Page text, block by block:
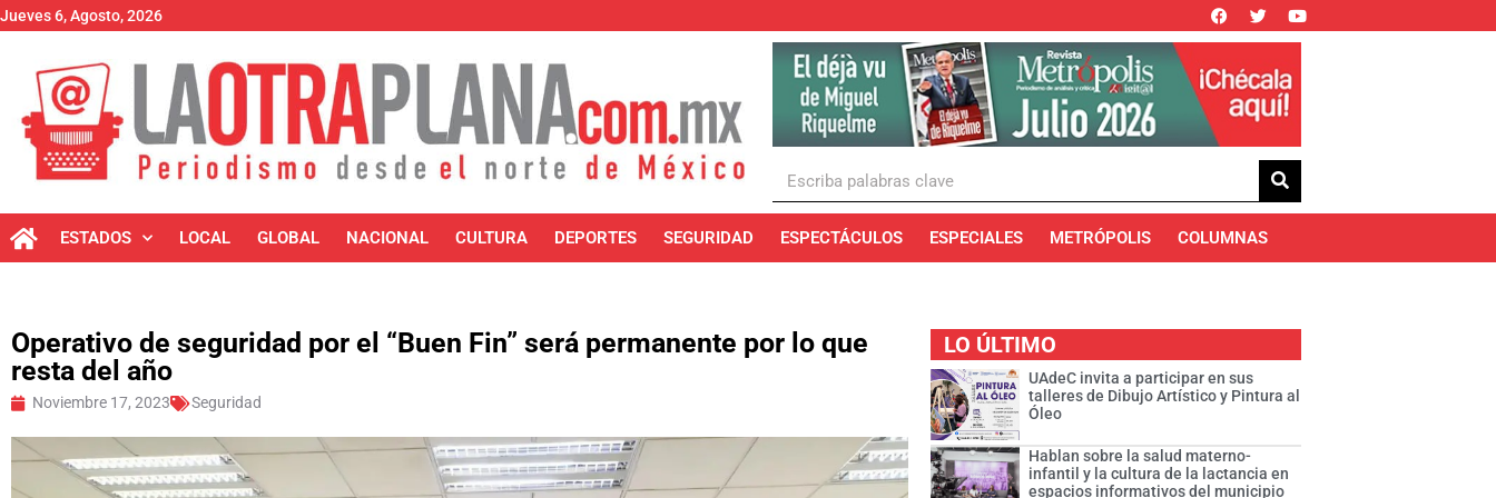
Jueves 6, Agosto, 2026
ESTADOS LOCAL GLOBAL NACIONAL CULTURA DEPORTES SEGURIDAD ESPECTÁCULOS ESPECIALES METRÓPOLIS COLUMNAS
Operativo de seguridad por el “Buen Fin” será permanente por lo que
resta del año
Noviembre 17, 2023 Seguridad
LO ÚLTIMO
UAdeC invita a participar en sus
talleres de Dibujo Artístico y Pintura al
Óleo
Hablan sobre la salud materno-
infantil y la cultura de la lactancia en
espacios informativos del municipio